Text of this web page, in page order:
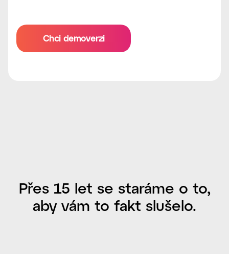
Chci demoverzi
Přes 15 let se staráme o to,
aby vám to fakt slušelo.